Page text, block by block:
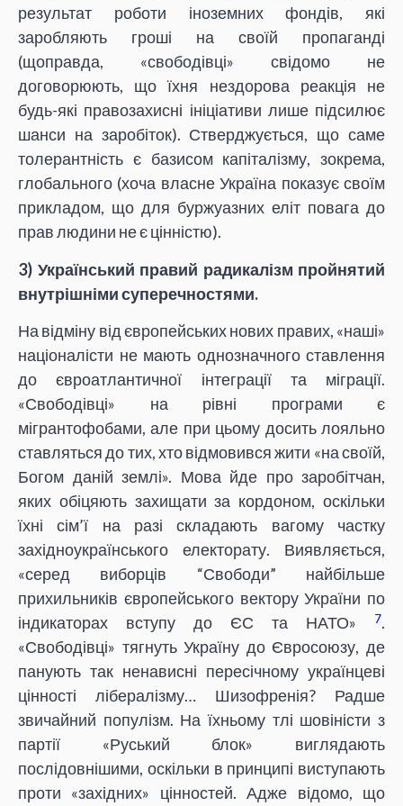
результат роботи іноземних фондів, які
заробляють гроші на своїй пропаганді
(щоправда, «свободівці» свідомо не
договорюють, що їхня нездорова реакція не
будь-які правозахисні ініціативи лише підсилює
шанси на заробіток). Стверджується, що саме
толерантність є базисом капіталізму, зокрема,
глобального (хоча власне Україна показує своїм
прикладом, що для буржуазних еліт повага до
прав людини не є цінністю).
3) Український правий радикалізм пройнятий
внутрішніми суперечностями.
На відміну від європейських нових правих, «наші»
націоналісти не мають однозначного ставлення
до євроатлантичної інтеграції та міграції.
«Свободівці» на рівні програми є
мігрантофобами, але при цьому досить лояльно
ставляться до тих, хто відмовився жити «на своїй,
Богом даній землі». Мова йде про заробітчан,
яких обіцяють захищати за кордоном, оскільки
їхні сім’ї на разі складають вагому частку
західноукраїнського електорату. Виявляється,
«серед виборців “Свободи” найбільше
прихильників європейського вектору України по
індикаторах вступу до ЄС та НАТО»
7.
«Свободівці» тягнуть Україну до Євросоюзу, де
панують так ненависні пересічному українцеві
цінності лібералізму… Шизофренія? Радше
звичайний популізм. На їхньому тлі шовіністи з
партії «Руський блок» виглядають
послідовнішими, оскільки в принципі виступають
проти «західних» цінностей. Адже відомо, що